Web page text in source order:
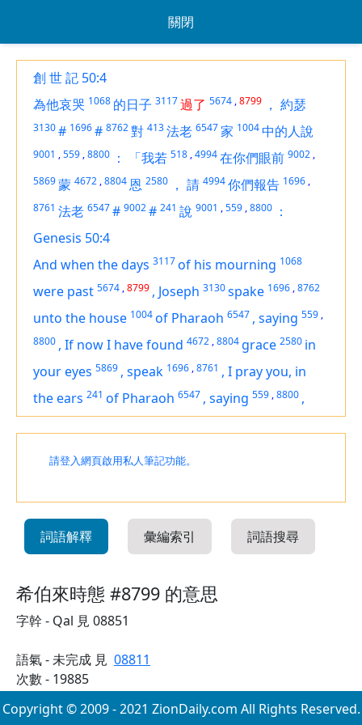
關閉
創 世 記 50:4
為他哀哭 1068 的日子 3117過了 5674 ,8799 ， 約瑟
3130# 1696# 8762對 413法老 6547家 1004中的人說
9001 ,559 ,8800 ： 「我若 518 ,4994在你們眼前 9002 ,
5869蒙 4672 ,8804恩 2580 ， 請 4994你們報告 1696 ,
8761 法老 6547# 9002# 241 說 9001 ,559 ,8800 ：
Genesis 50:4
And when the days 3117of his mourning 1068
were past 5674 ,8799 , Joseph 3130spake 1696 ,8762
unto the house 1004of Pharaoh 6547 , saying 559 ,
8800 , If now I have found 4672 ,8804 grace 2580 in
your eyes 5869 , speak 1696 ,8761 , I pray you, in
the ears 241 of Pharaoh 6547 , saying 559 ,8800 ,
請登入網頁啟用私人筆記功能。
詞語解釋 彙編索引 詞語搜尋
希伯來時態 #8799 的意思
字幹 - Qal 見 08851
語氣 - 未完成 見 08811
次數 - 19885
Copyright © 2009 - 2021 ZionDaily.com All Rights Reserved.